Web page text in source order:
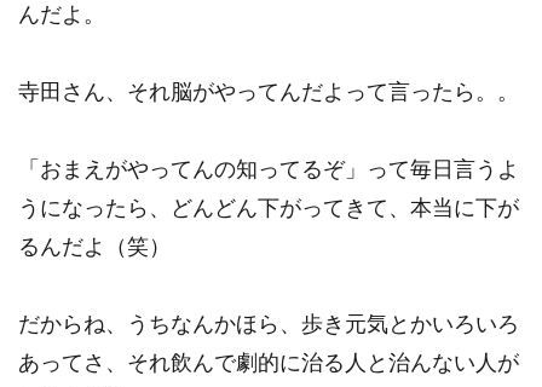
んだよ。
寺田さん、それ脳がやってんだよって言ったら。。
「おまえがやってんの知ってるぞ」って毎日言うよ
うになったら、どんどん下がってきて、本当に下が
るんだよ（笑）
だからね、うちなんかほら、歩き元気とかいろいろ
あってさ、それ飲んで劇的に治る人と治んない人が